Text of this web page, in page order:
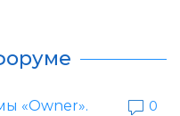
«Owner».
0